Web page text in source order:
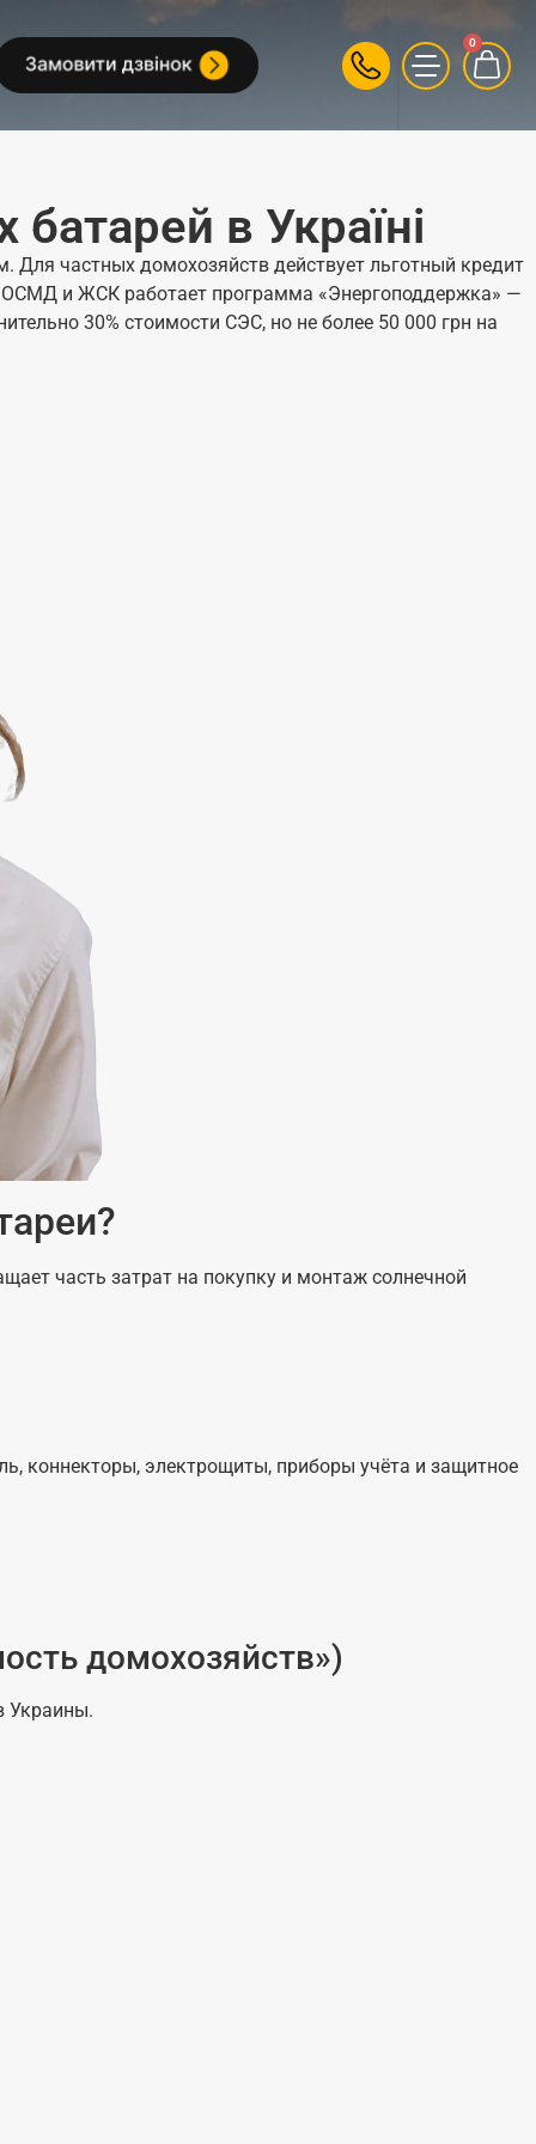
0
в Україні
Для частных домохозяйств действует льготный кредит
ОСМД и ЖСК работает программа «Энергоподдержка» —
30% стоимости СЭС, но не более 50 000 грн на
часть затрат на покупку и монтаж солнечной
коннекторы, электрощиты, приборы учёта и защитное
домохозяйств»)
Украины.